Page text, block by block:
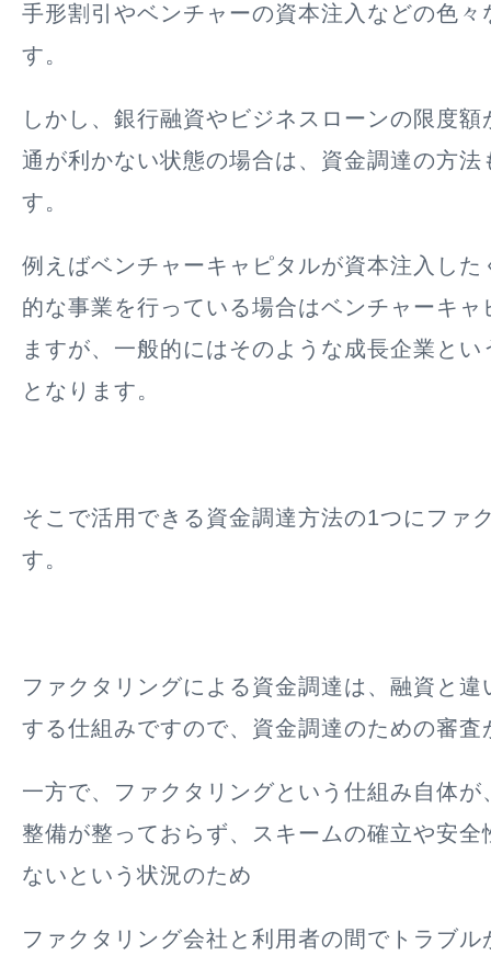
手形割引やベンチャーの資本注入などの色々
す。
しかし、銀行融資やビジネスローンの限度
通が利かない状態の場合は、資金調達の方法
す。
例えばベンチャーキャピタルが資本注入した
的な事業を行っている場合はベンチャーキャ
ますが、一般的にはそのような成長企業と
となります。
そこで活用できる資金調達方法の1つにファ
す。
ファクタリングによる資金調達は、融資と
する仕組みですので、資金調達のための審査
一方で、ファクタリングという仕組み自体が
整備が整っておらず、スキームの確立や安全
ないという状況のため
ファクタリング会社と利用者の間でトラブ